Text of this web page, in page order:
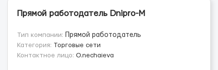
Прямой работодатель Dnipro-M
Тип компании:
Прямой работодатель
Категория: Торговые сети
Контактное лицо: O.nechaieva